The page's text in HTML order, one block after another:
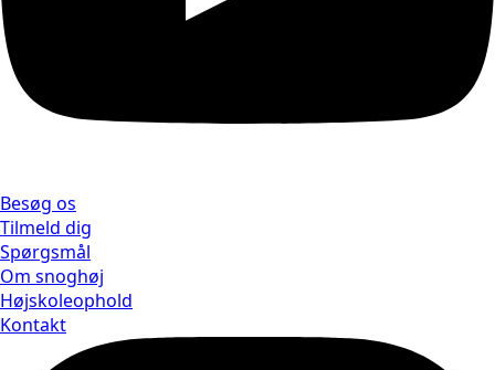
Besøg os
Tilmeld dig
Spørgsmål
Om snoghøj
Højskoleophold
Kontakt